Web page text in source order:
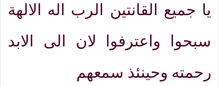
يا جميع القانتين الرب اله الالهة
سبحوا واعترفوا لان الى الابد
رحمته وحينئذ سمعهم